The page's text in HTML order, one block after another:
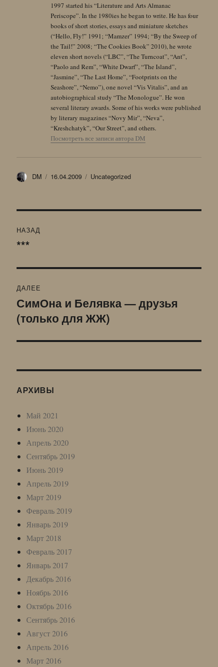
1997 started his “Literature and Arts Almanac
Periscope”. In the 1980ies he began to write. He has four
books of short stories, essays and miniature sketches
(“Hello, Fly!” 1991; “Mamzer” 1994; “By the Sweep of
the Tail!” 2008; “The Cookies Book” 2010), he wrote
eleven short novels (“LBC”, “The Turncoat”, “Ant”,
“Paolo and Rem”, “White Dwarf”, “The Island”,
“Jasmine”, “The Last Home”, “Footprints on the
Seashore”, “Nemo”), one novel “Vis Vitalis”, and an
autobiographical study “The Monologue”. He won
several literary awards. Some of his works were published
by literary magazines “Novy Mir”, “Neva”,
“Kreshchatyk”, “Our Street”, and others.
Посмотреть все записи автора DM
Автор
DM Опубликовано
16.04.2009 Рубрики
Uncategorized
по
НАЗАД
Предыдущая
***
ДАЛЕЕ
Следующая
запись:
СимОна и Белявка — друзья
(только для ЖЖ)
АРХИВЫ
Май 2021
Июнь 2020
Апрель 2020
Сентябрь 2019
Июнь 2019
Апрель 2019
Март 2019
Февраль 2019
Январь 2019
Март 2018
Февраль 2017
Январь 2017
Декабрь 2016
Ноябрь 2016
Октябрь 2016
Сентябрь 2016
Август 2016
Апрель 2016
Март 2016